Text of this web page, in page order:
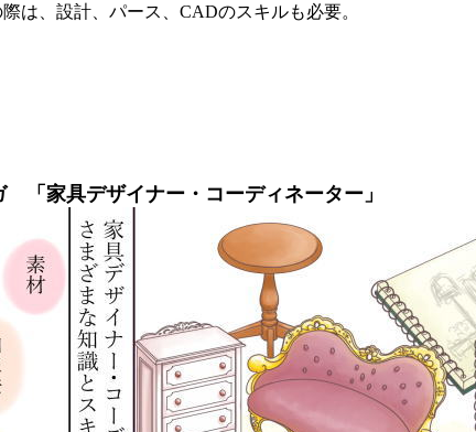
は、設計、パース、CADのスキルも必要。
「家具デザイナー・コーディネーター」